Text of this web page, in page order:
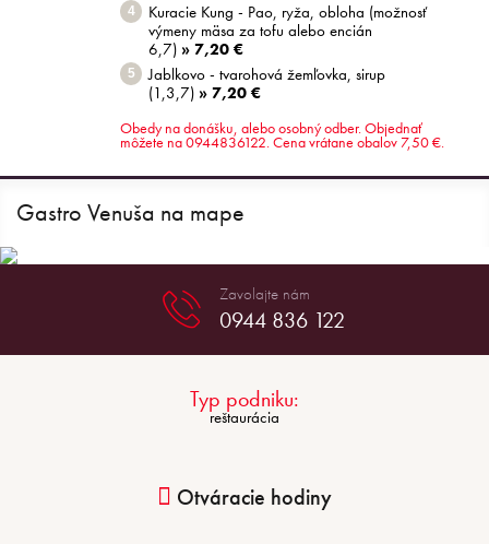
4
Kuracie Kung - Pao, ryža, obloha (možnosť
výmeny mäsa za tofu alebo encián
6,7) » 7,20 €
5
Jablkovo - tvarohová žemľovka, sirup
(1,3,7) » 7,20 €
Obedy na donášku, alebo osobný odber. Objednať
môžete na 0944836122. Cena vrátane obalov 7,50 €.
Gastro Venuša na mape
0944 836 122
Typ podniku:
reštaurácia
Otváracie hodiny